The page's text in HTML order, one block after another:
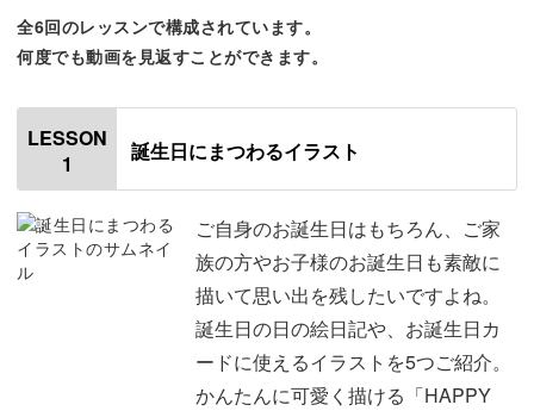
正月など、様々なイベントを素敵にイラストで描いてみま
しょう。
絵日記に使えるイラストであるのはもちろん、メッセージ
カードに添えたり、ちょっとしたメモに添えたりなど、日
常使いできるのも嬉しいポイント！
様々なシーンで、描くことの楽しさを実感していただけま
全6回のレッスンで構成されています。
何度でも動画を見返すことができます。
LESSON
1
誕生日にまつわるイラスト
ご自身のお誕生日はもちろん、ご家
族の方やお子様のお誕生日も素敵に
描いて思い出を残したいですよね。
誕生日の日の絵日記や、お誕生日カ
ードに使えるイラストを5つご紹介。
かんたんに可愛く描ける「HAPPY